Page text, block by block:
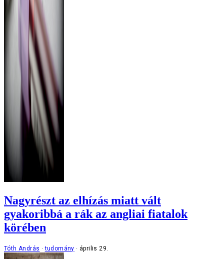
Nagyrészt az elhízás miatt vált
gyakoribbá a rák az angliai fiatalok
körében
Tóth András tudomány április 29.